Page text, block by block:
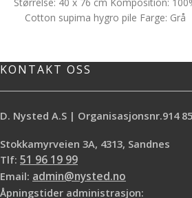
Cotton supima hygro pile Farge: Grå
KONTAKT OSS
D. Nysted A.S | Organisasjonsnr.914
Stokkamyrveien 3A, 4313, Sandnes
Tlf: 51 96 19 99
Email: admin@nysted.no
Åpningstider administrasjon: